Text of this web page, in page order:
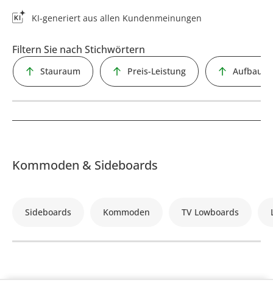
KI-generiert aus allen Kundenmeinungen
Filtern Sie nach Stichwörtern
Stauraum Preis-Leistung Aufbau
Kommoden & Sideboards
Sideboards Kommoden TV Lowboards